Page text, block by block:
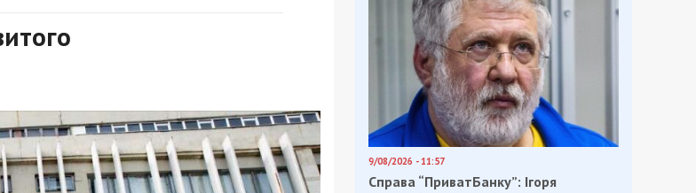
9/08/2026 - 11:57
Справа “ПриватБанку”: Ігоря